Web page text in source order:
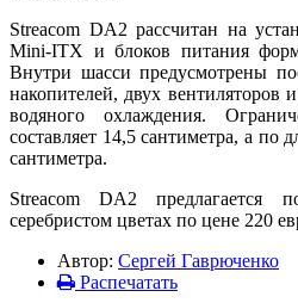
Streacom DA2 рассчитан на
Mini-ITX и блоков питания
Внутри шасси предусмотрены
накопителей, двух вентиляторов
водяного охлаждения.
составляет 14,5 сантиметра, а по
сантиметра.
Streacom DA2 предлагается
серебристом цветах по цене 220
Автор: Сергей Гаврюченко
Распечатать